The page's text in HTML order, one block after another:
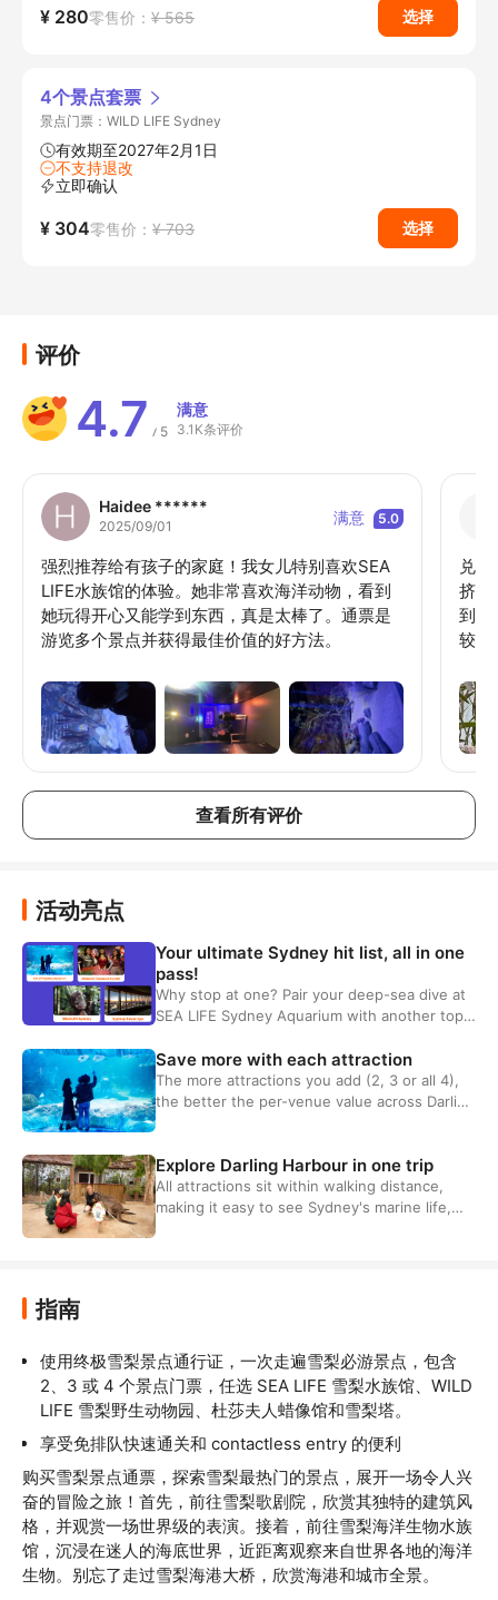
零售价： ¥ 565
¥ 280 选择
4个景点套票
景点门票：WILD LIFE Sydney
有效期至2027年2月1日
不支持退改
立即确认
零售价： ¥ 703
¥ 304 选择
评价
4.7 / 5
满意
3.1K条评价
Haidee ******
2025/09/01 满意 5.0
强烈推荐给有孩子的家庭！我女儿特别喜欢SEA
LIFE水族馆的体验。她非常喜欢海洋动物，看到
她玩得开心又能学到东西，真是太棒了。通票是
游览多个景点并获得最佳价值的好方法。
兑
挤一
到达
较少
查看所有评价
活动亮点
Your ultimate Sydney hit list, all in one
pass!
Why stop at one? Pair your deep-sea dive at
SEA LIFE Sydney Aquarium with another top
Eye, or WILD LIFE Sydney Zoo for the ultimate
combo!
Save more with each attraction
The more attractions you add (2, 3 or all 4),
the better the per-venue value across Darling
Explore Darling Harbour in one trip
All attractions sit within walking distance,
making it easy to see Sydney's marine life,
指南
使用终极雪梨景点通行证，一次走遍雪梨必游景点，包含
2、3 或 4 个景点门票，任选 SEA LIFE 雪梨水族馆、WILD
LIFE 雪梨野生动物园、杜莎夫人蜡像馆和雪梨塔。
享受免排队快速通关和 contactless entry 的便利
购买雪梨景点通票，探索雪梨最热门的景点，展开一场令人兴
奋的冒险之旅！首先，前往雪梨歌剧院，欣赏其独特的建筑风
格，并观赏一场世界级的表演。接着，前往雪梨海洋生物水族
馆，沉浸在迷人的海底世界，近距离观察来自世界各地的海洋
生物。别忘了走过雪梨海港大桥，欣赏海港和城市全景。